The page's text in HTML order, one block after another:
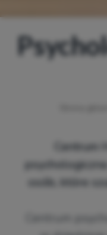
osób, które
Centrum